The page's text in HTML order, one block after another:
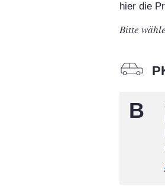
hier die
Bitte
B